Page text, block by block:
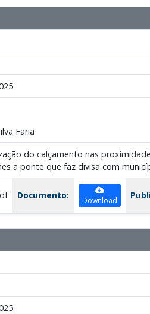
Faria
do calçamento nas
a ponte que faz divisa com
Documento: Download